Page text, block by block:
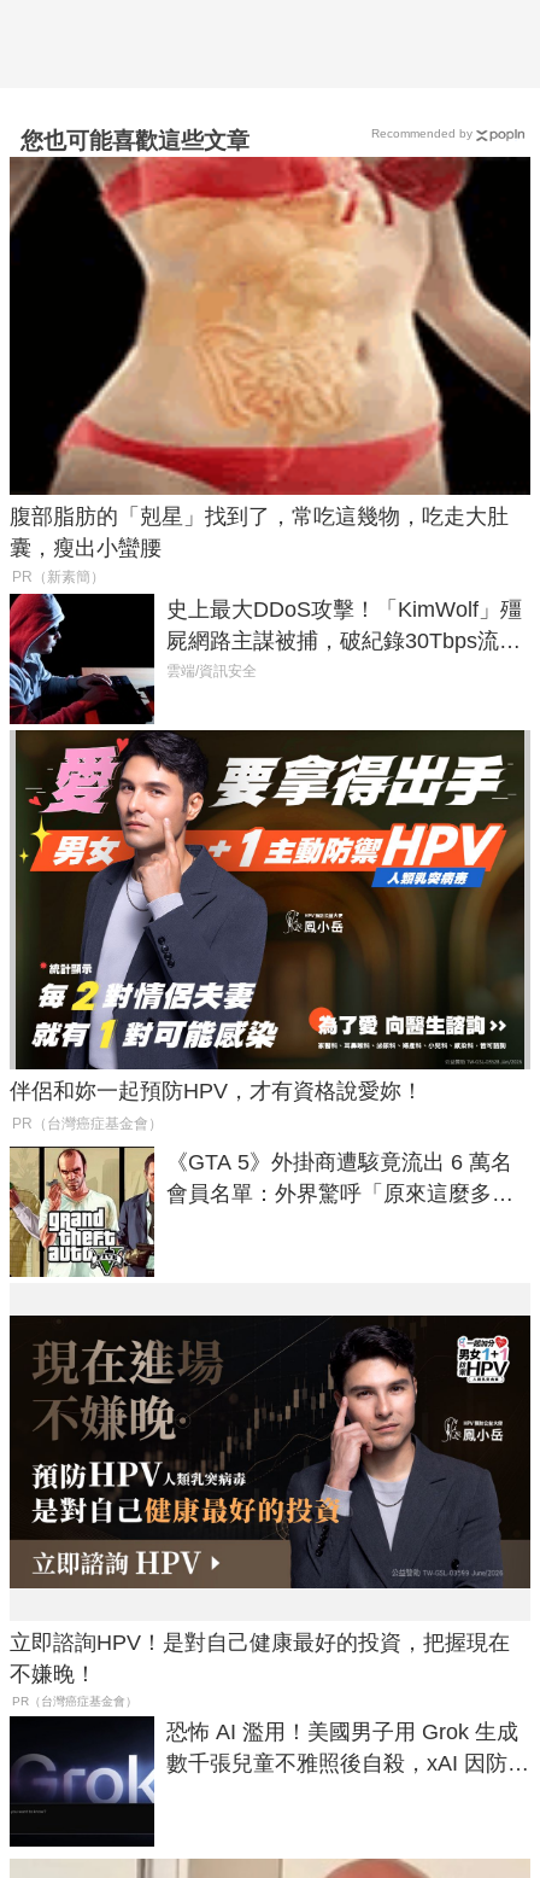
您也可能喜歡這些文章
腹部脂肪的「剋星」找到了，常吃這幾物，吃走大肚
囊，瘦出小蠻腰
PR（新素簡）
史上最大DDoS攻擊！「KimWolf」殭
屍網路主謀被捕，破紀錄30Tbps流量
癱瘓全球！
雲端/資訊安全
伴侶和妳一起預防HPV，才有資格說愛妳！
PR（台灣癌症基金會）
《GTA 5》外掛商遭駭竟流出 6 萬名
會員名單：外界驚呼「原來這麼多人
立即諮詢HPV！是對自己健康最好的投資，把握現在
不嫌晚！
PR（台灣癌症基金會）
恐怖 AI 濫用！美國男子用 Grok 生成
數千張兒童不雅照後自殺，xAI 因防護
Recommended by